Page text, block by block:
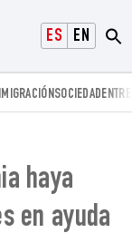
ESPAÑOLENGLISH
SOCIEDAD
haya
en ayuda